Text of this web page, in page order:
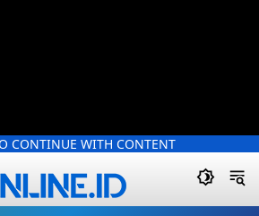
CONTINUE WITH CONTENT